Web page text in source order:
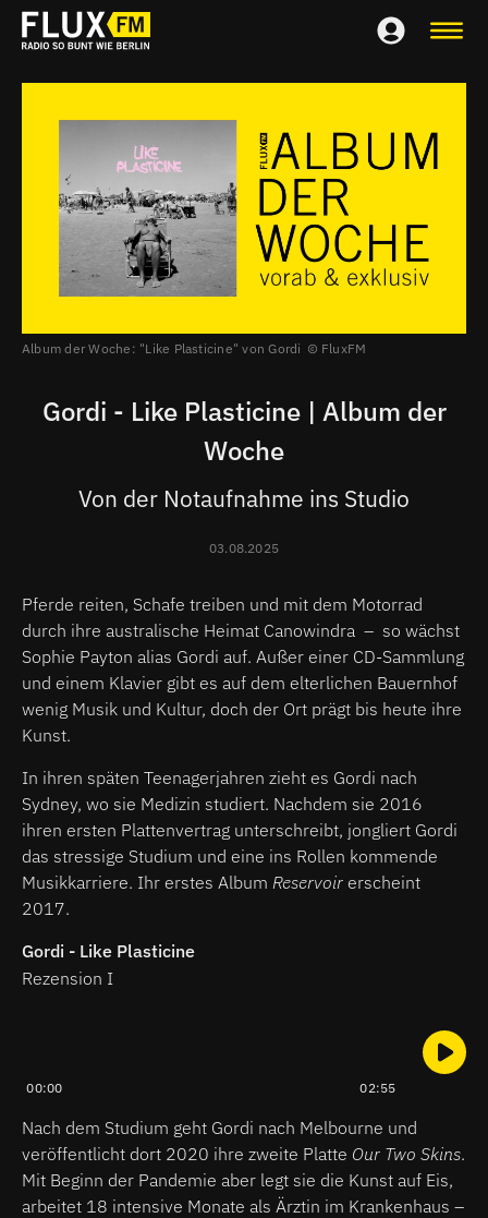
Album der Woche: "Like Plasticine" von Gordi FluxFM
Gordi - Like Plasticine | Album der
Woche
Von der Notaufnahme ins Studio
03.08.2025
Pferde reiten, Schafe treiben und mit dem Motorrad
durch ihre australische Heimat Canowindra – so wächst
Sophie Payton alias Gordi auf. Außer einer CD-Sammlung
und einem Klavier gibt es auf dem elterlichen Bauernhof
wenig Musik und Kultur, doch der Ort prägt bis heute ihre
Kunst.
In ihren späten Teenagerjahren zieht es Gordi nach
Sydney, wo sie Medizin studiert. Nachdem sie 2016
ihren ersten Plattenvertrag unterschreibt, jongliert Gordi
das stressige Studium und eine ins Rollen kommende
Musikkarriere. Ihr erstes Album Reservoir erscheint
2017.
Gordi - Like Plasticine
Rezension I
00:00 02:55
Nach dem Studium geht Gordi nach Melbourne und
veröffentlicht dort 2020 ihre zweite Platte Our Two Skins.
Mit Beginn der Pandemie aber legt sie die Kunst auf Eis,
arbeitet 18 intensive Monate als Ärztin im Krankenhaus –